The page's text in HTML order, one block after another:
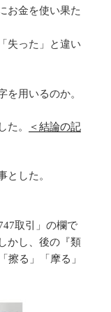
お金を使い果た
失った」と違い
を用いるのか。
た。
＜結論の記
とした。
取引」の欄で
かし、後の『類
擦る」「摩る」